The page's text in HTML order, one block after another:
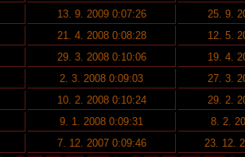
13. 9. 2009 0:07:26
25. 9.
21. 4. 2008 0:08:28
12. 5.
29. 3. 2008 0:10:06
19. 4.
2. 3. 2008 0:09:03
27. 3.
10. 2. 2008 0:10:24
29. 2.
9. 1. 2008 0:09:31
8. 2.
7. 12. 2007 0:09:46 23. 12.